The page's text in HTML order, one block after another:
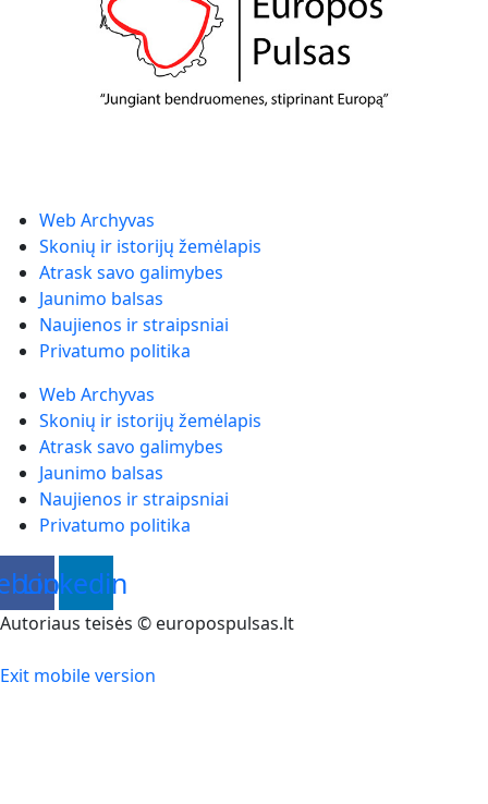
Web Archyvas
Skonių ir istorijų žemėlapis
Atrask savo galimybes
Jaunimo balsas
Naujienos ir straipsniai
Privatumo politika
Web Archyvas
Skonių ir istorijų žemėlapis
Atrask savo galimybes
Jaunimo balsas
Naujienos ir straipsniai
Privatumo politika
Linkedin
Autoriaus teisės © europospulsas.lt
Exit mobile version